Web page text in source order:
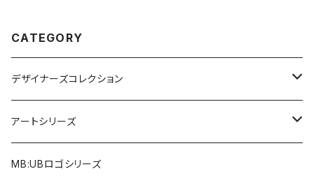
CATEGORY
デザイナーズコレクション
アルファベット×ヒヒ
アルファベット×マウス
アートシリーズ
Re:Mix
MB:UBロゴシリーズ